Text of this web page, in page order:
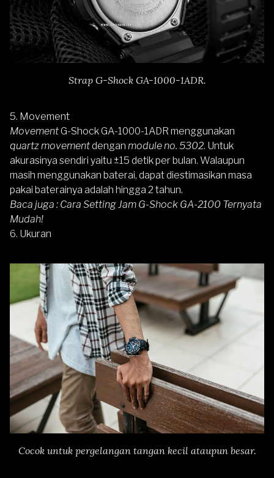
Strap G-Shock GA-1000-1ADR.
5. Movement
MovementG-Shock GA-1000-1ADR menggunakan
quartz movementdengan module no. 5302. Untuk
akurasinya sendiri yaitu ±15 detik per bulan. Walaupun
masih menggunakan baterai, dapat diestimasikan masa
pakai baterainya adalah hingga 2 tahun.
Baca juga : Cara Setting Jam G-Shock GA-2100 Ternyata
Mudah!
6. Ukuran
Cocok untuk pergelangan tangan kecil ataupun besar.